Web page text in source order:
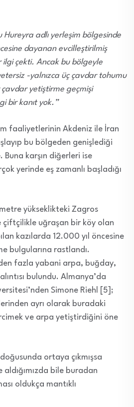
Hureyra adlı yerleşim bölgesinde
dayanan evcilleştirilmiş
ilgi çekti. Ancak bu bölgeyle
-yalnızca üç çavdar tohumu
yetiştirme geçmişi
bir kanıt yok.”
faaliyetlerinin Akdeniz ile İran
bu bölgeden genişlediği
Buna karşın diğerleri ise
yerinde eş zamanlı başladığı
metre yükseklikteki Zagros
çiftçilikle uğraşan bir köy olan
kazılarda 12.000 yıl öncesine
bulgularına rastlandı.
fazla yabani arpa, buğday,
bulundu. Almanya’da
Simone Riehl [5];
ayrı olarak buradaki
ve arpa yetiştirdiğini öne
ortaya çıkmışsa
aldığımızda bile buradan
oldukça mantıklı